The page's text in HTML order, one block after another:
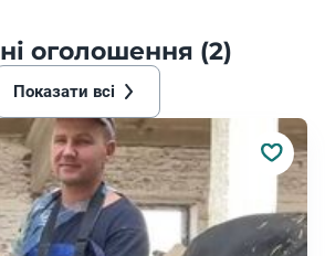
оголошення (2)
Показати всі